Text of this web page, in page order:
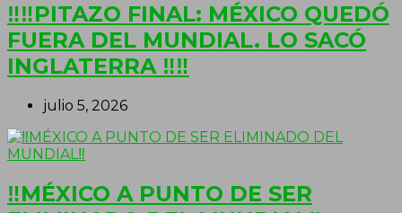
‼‼PITAZO FINAL: MÉXICO QUEDÓ
FUERA DEL MUNDIAL. LO SACÓ
INGLATERRA ‼‼
julio 5, 2026
‼MÉXICO A PUNTO DE SER